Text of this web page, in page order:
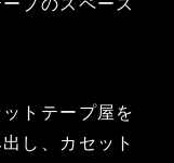
プのスペース
トテープ屋を
し、カセット